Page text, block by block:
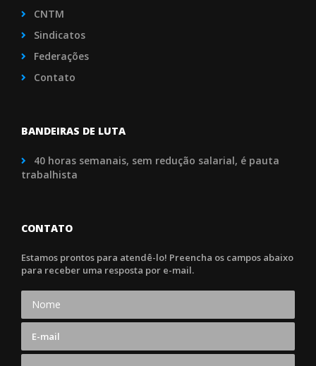
CNTM
Sindicatos
Federações
Contato
BANDEIRAS DE LUTA
40 horas semanais, sem redução salarial, é pauta
trabalhista
CONTATO
Estamos prontos para atendê-lo! Preencha os campos abaixo
para receber uma resposta por e-mail.